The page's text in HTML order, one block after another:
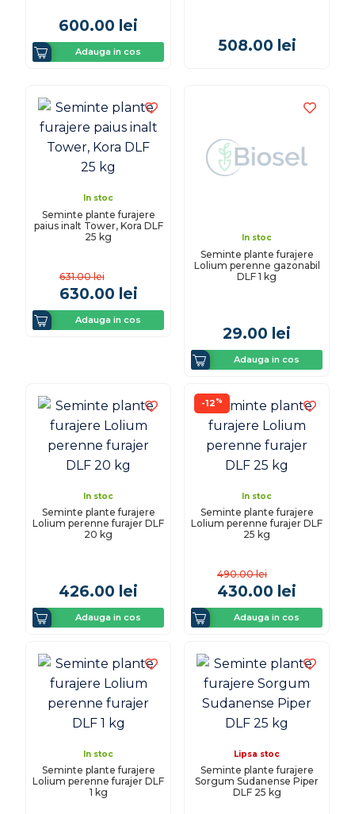
600.00 lei
Adauga in cos 508.00 lei
In stoc
Seminte plante furajere
paius inalt Tower, Kora DLF
25 kg
631.00 lei
630.00 lei
Adauga in cos
In stoc
Seminte plante furajere
Lolium perenne gazonabil
DLF 1 kg
29.00 lei
Adauga in cos
In stoc
Seminte plante furajere
Lolium perenne furajer DLF
20 kg
426.00 lei
Adauga in cos
-12%
In stoc
Seminte plante furajere
Lolium perenne furajer DLF
25 kg
490.00 lei
430.00 lei
Adauga in cos
In stoc
Seminte plante furajere
Lolium perenne furajer DLF
1 kg
Lipsa stoc
Seminte plante furajere
Sorgum Sudanense Piper
DLF 25 kg